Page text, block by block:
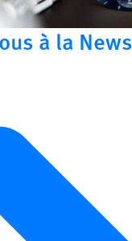
à la